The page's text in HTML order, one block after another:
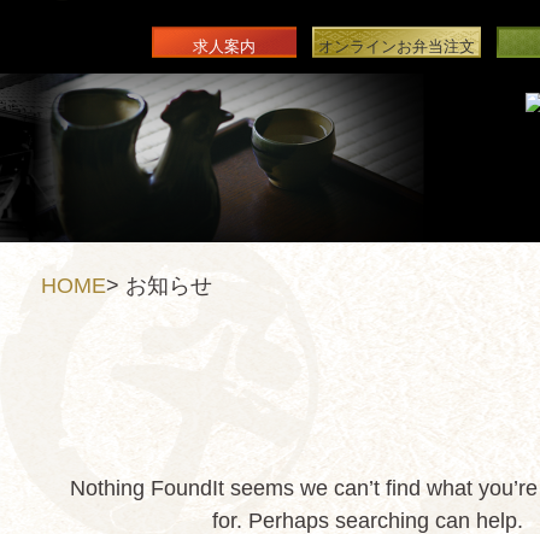
オンラインお弁当注文
求人案内
HOME> お知らせ
Nothing FoundIt seems we can’t find what
for. Perhaps searching can help.